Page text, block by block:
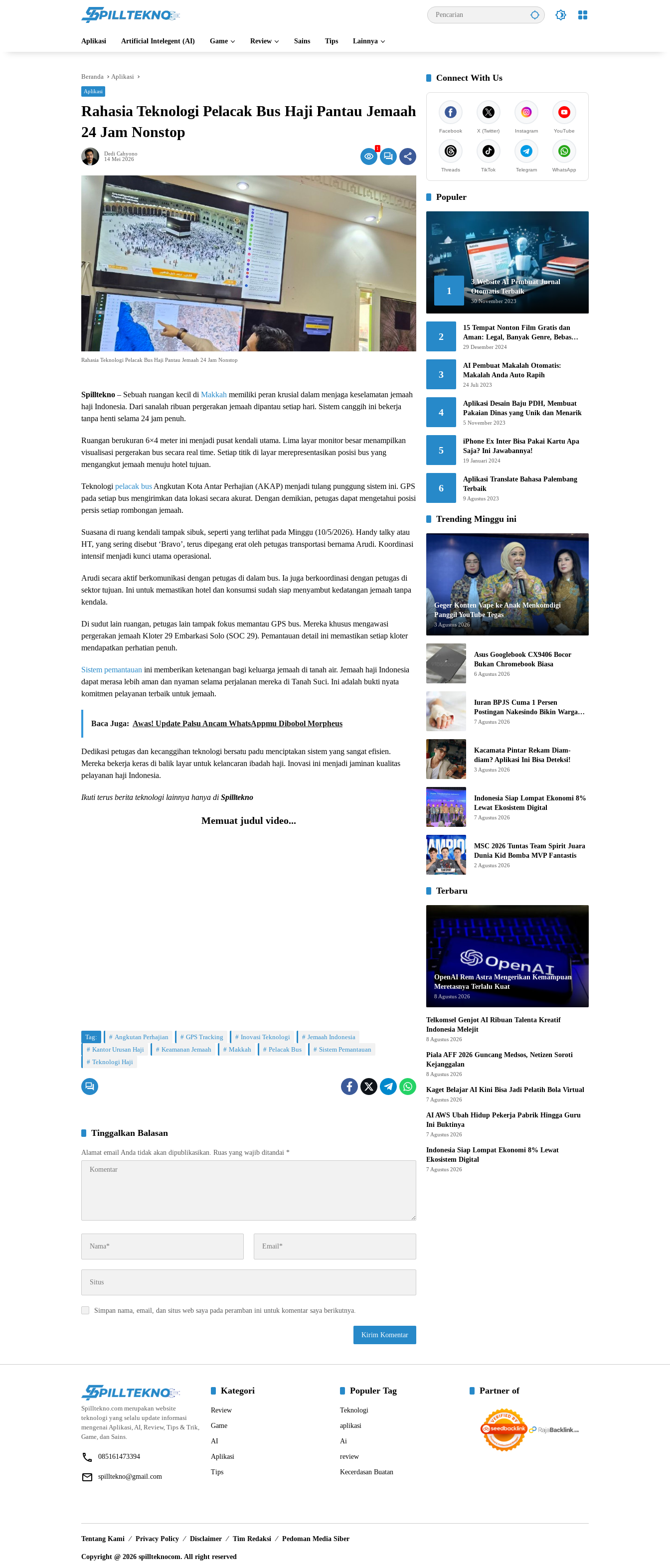
Aplikasi Artificial Intelegent (AI) Game Review Sains Tips Lainnya
Beranda Aplikasi
Aplikasi
Rahasia Teknologi Pelacak Bus Haji Pantau Jemaah
24 Jam Nonstop
Dedi Cahyono
14 Mei 2026
1
Rahasia Teknologi Pelacak Bus Haji Pantau Jemaah 24 Jam Nonstop
Spilltekno – Sebuah ruangan kecil di Makkah memiliki peran krusial dalam menjaga keselamatan jemaah
haji Indonesia. Dari sanalah ribuan pergerakan jemaah dipantau setiap hari. Sistem canggih ini bekerja
tanpa henti selama 24 jam penuh.
Ruangan berukuran 6×4 meter ini menjadi pusat kendali utama. Lima layar monitor besar menampilkan
visualisasi pergerakan bus secara real time. Setiap titik di layar merepresentasikan posisi bus yang
mengangkut jemaah menuju hotel tujuan.
Teknologi pelacak bus Angkutan Kota Antar Perhajian (AKAP) menjadi tulang punggung sistem ini. GPS
pada setiap bus mengirimkan data lokasi secara akurat. Dengan demikian, petugas dapat mengetahui posisi
persis setiap rombongan jemaah.
Suasana di ruang kendali tampak sibuk, seperti yang terlihat pada Minggu (10/5/2026). Handy talky atau
HT, yang sering disebut ‘Bravo’, terus dipegang erat oleh petugas transportasi bernama Arudi. Koordinasi
intensif menjadi kunci utama operasional.
Arudi secara aktif berkomunikasi dengan petugas di dalam bus. Ia juga berkoordinasi dengan petugas di
sektor tujuan. Ini untuk memastikan hotel dan konsumsi sudah siap menyambut kedatangan jemaah tanpa
kendala.
Di sudut lain ruangan, petugas lain tampak fokus memantau GPS bus. Mereka khusus mengawasi
pergerakan jemaah Kloter 29 Embarkasi Solo (SOC 29). Pemantauan detail ini memastikan setiap kloter
mendapatkan perhatian penuh.
Sistem pemantauan ini memberikan ketenangan bagi keluarga jemaah di tanah air. Jemaah haji Indonesia
dapat merasa lebih aman dan nyaman selama perjalanan mereka di Tanah Suci. Ini adalah bukti nyata
komitmen pelayanan terbaik untuk jemaah.
Baca Juga: Awas! Update Palsu Ancam WhatsAppmu Dibobol Morpheus
Dedikasi petugas dan kecanggihan teknologi bersatu padu menciptakan sistem yang sangat efisien.
Mereka bekerja keras di balik layar untuk kelancaran ibadah haji. Inovasi ini menjadi jaminan kualitas
pelayanan haji Indonesia.
Ikuti terus berita teknologi lainnya hanya di Spilltekno
Memuat judul video...
Tag: Angkutan Perhajian GPS Tracking Inovasi Teknologi
Jemaah Indonesia
Kantor Urusan Haji
Keamanan Jemaah Makkah Pelacak Bus
Sistem Pemantauan
Teknologi Haji
Tinggalkan Balasan
Alamat email Anda tidak akan dipublikasikan. Ruas yang wajib ditandai *
Simpan nama, email, dan situs web saya pada peramban ini untuk komentar saya berikutnya.
Connect With Us
Facebook X (Twitter) Instagram YouTube
Threads TikTok Telegram WhatsApp
Populer
1
3 Website AI Pembuat Jurnal
Otomatis Terbaik
30 November 2023
2
15 Tempat Nonton Film Gratis dan
Aman: Legal, Banyak Genre, Bebas
Khawatir!
29 Desember 2024
3
AI Pembuat Makalah Otomatis:
Makalah Anda Auto Rapih
24 Juli 2023
4
Aplikasi Desain Baju PDH, Membuat
Pakaian Dinas yang Unik dan Menarik
5 November 2023
5
iPhone Ex Inter Bisa Pakai Kartu Apa
Saja? Ini Jawabannya!
19 Januari 2024
6
Aplikasi Translate Bahasa Palembang
Terbaik
9 Agustus 2023
Trending Minggu ini
Geger Konten Vape ke Anak Menkomdigi
Panggil YouTube Tegas
3 Agustus 2026
Asus Googlebook CX9406 Bocor
Bukan Chromebook Biasa
6 Agustus 2026
Iuran BPJS Cuma 1 Persen
Postingan Nakesindo Bikin Warganet
Murka
7 Agustus 2026
Kacamata Pintar Rekam Diam-
diam? Aplikasi Ini Bisa Deteksi!
3 Agustus 2026
Indonesia Siap Lompat Ekonomi 8%
Lewat Ekosistem Digital
7 Agustus 2026
MSC 2026 Tuntas Team Spirit Juara
Dunia Kid Bomba MVP Fantastis
2 Agustus 2026
Terbaru
OpenAI Rem Astra Mengerikan Kemampuan
Meretasnya Terlalu Kuat
8 Agustus 2026
Telkomsel Genjot AI Ribuan Talenta Kreatif
Indonesia Melejit
8 Agustus 2026
Piala AFF 2026 Guncang Medsos, Netizen Soroti
Kejanggalan
8 Agustus 2026
Kaget Belajar AI Kini Bisa Jadi Pelatih Bola Virtual
7 Agustus 2026
AI AWS Ubah Hidup Pekerja Pabrik Hingga Guru
Ini Buktinya
7 Agustus 2026
Indonesia Siap Lompat Ekonomi 8% Lewat
Ekosistem Digital
7 Agustus 2026
Spilltekno.com merupakan website
teknologi yang selalu update informasi
mengenai Aplikasi, AI, Review, Tips & Trik,
Game, dan Sains.
085161473394
spilltekno@gmail.com
Kategori
Review
Game
AI
Aplikasi
Tips
Populer Tag
Teknologi
aplikasi
Ai
review
Kecerdasan Buatan
Partner of
Tentang Kami Privacy Policy Disclaimer Tim Redaksi Pedoman Media Siber
Copyright @ 2026 spillteknocom. All right reserved